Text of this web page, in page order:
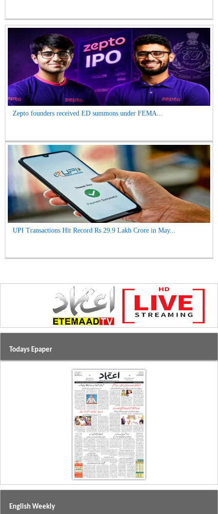
Zepto founders received ED summons under FEMA...
UPI Transactions Hit Record Rs 29.9 Lakh Crore in May...
Todays Epaper
English Weekly